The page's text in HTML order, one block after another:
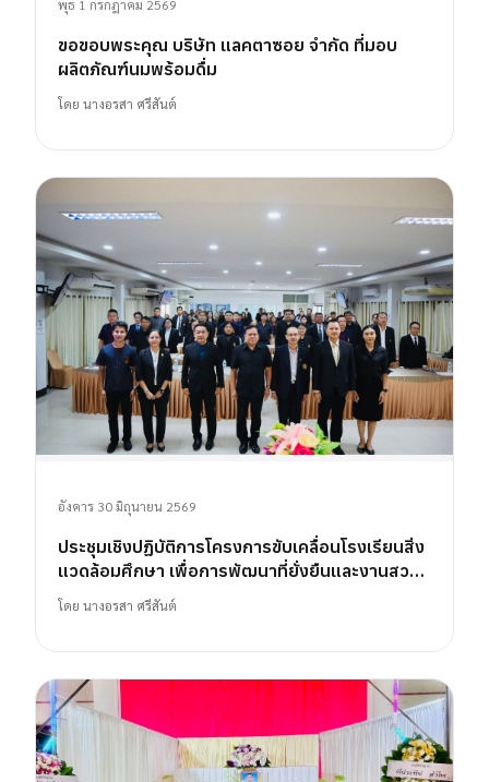
พุธ 1 กรกฎาคม 2569
ขอขอบพระคุณ บริษัท แลคตาซอย จำกัด ที่มอบ
ผลิตภัณฑ์นมพร้อมดื่ม
โดย นางอรสา ศรีสันต์
อังคาร 30 มิถุนายน 2569
ประชุมเชิงปฏิบัติการโครงการขับเคลื่อนโรงเรียนสิ่ง
แวดล้อมศึกษา เพื่อการพัฒนาที่ยั่งยืนและงานสวน
พฤกษศาสตร์โรงเรียน
โดย นางอรสา ศรีสันต์